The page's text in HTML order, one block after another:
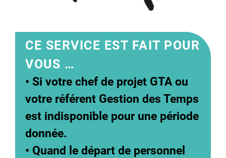
CE SERVICE EST FAIT POUR
VOUS …
• Si votre chef de projet GTA ou
votre référent Gestion des Temps
est indisponible pour une période
donnée.
• Quand le départ de personnel